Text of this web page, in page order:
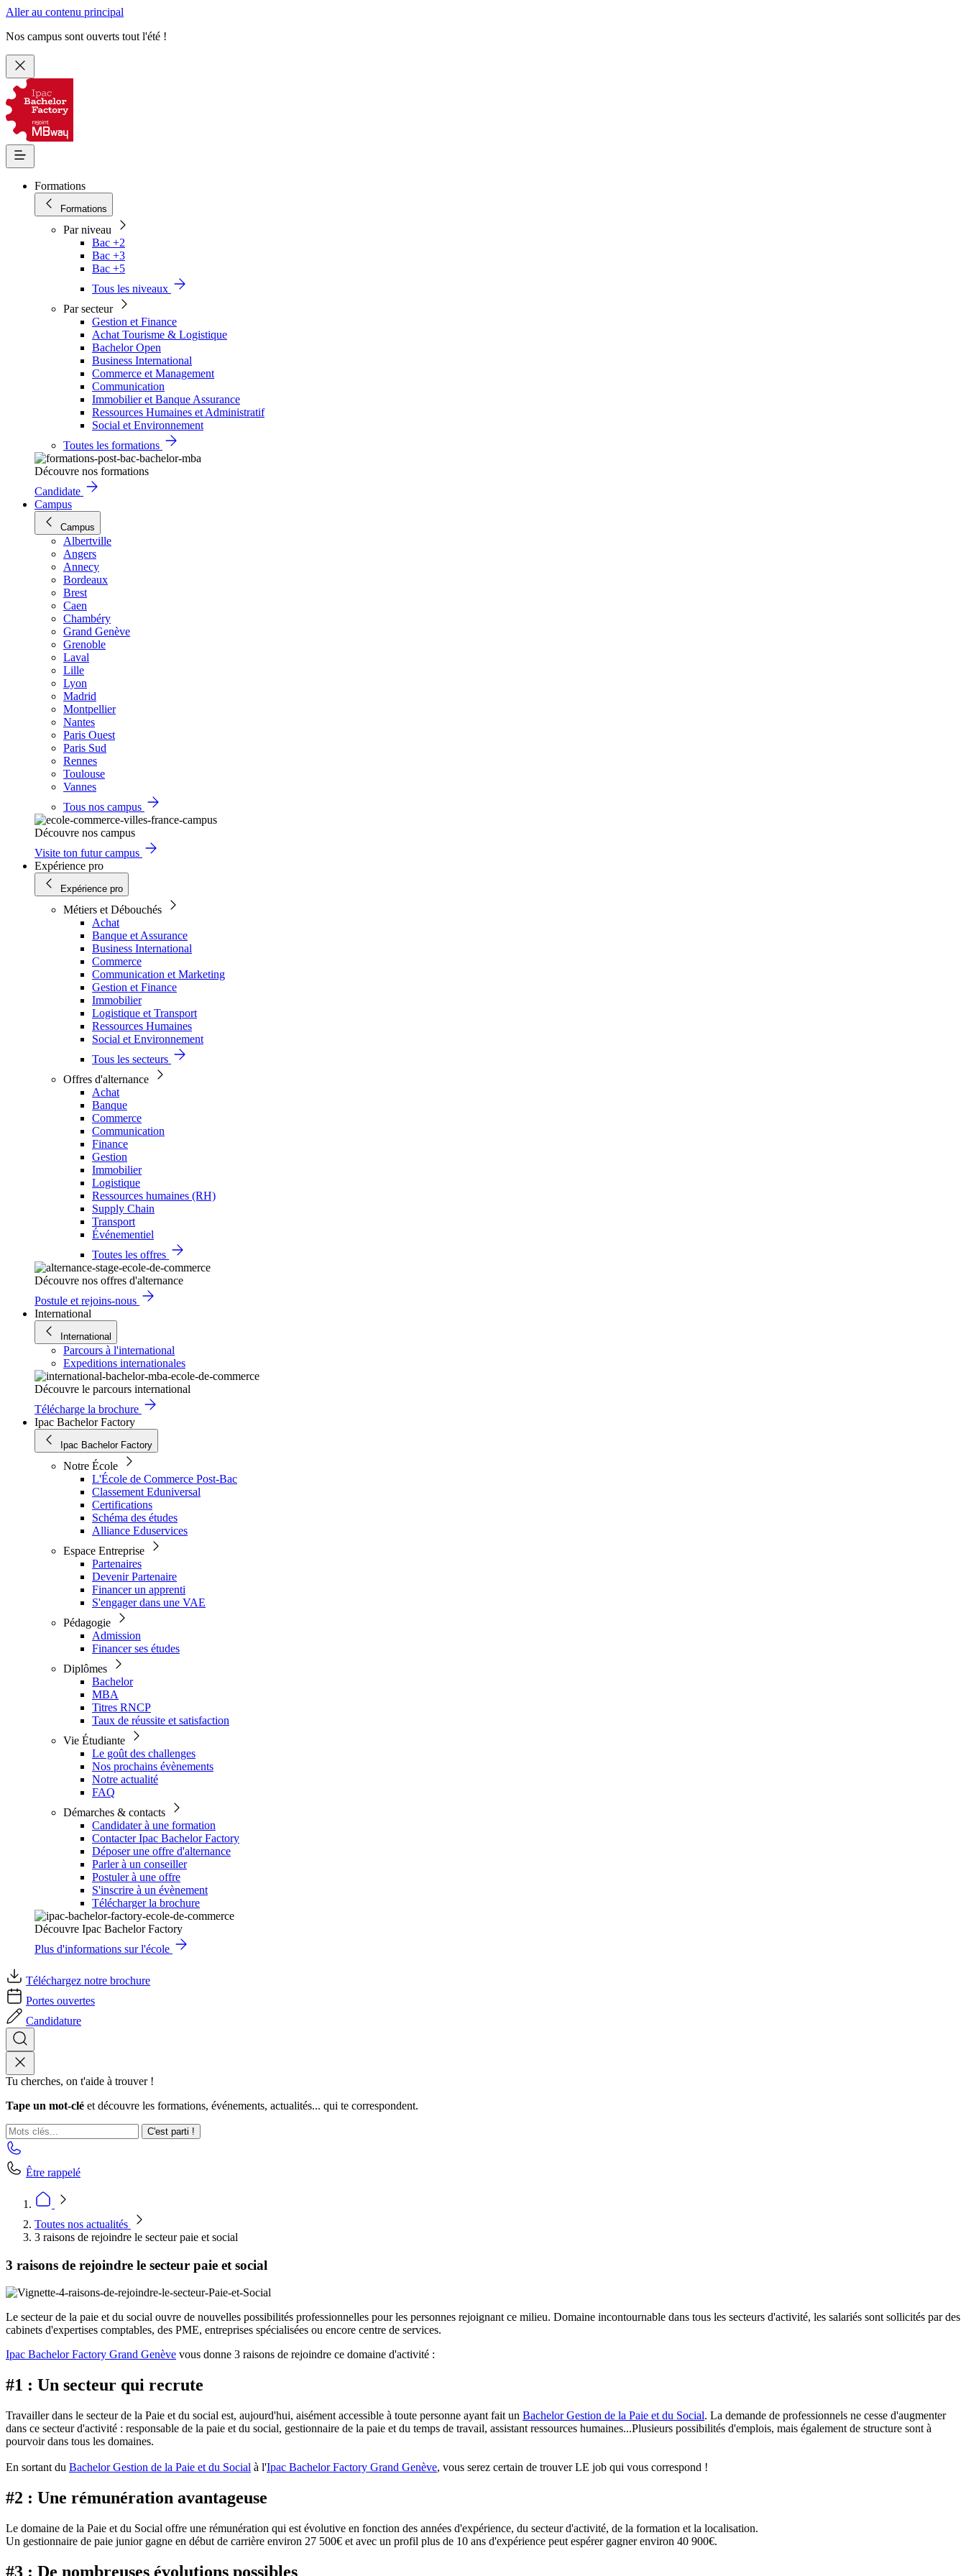
Aller au contenu principal
Nos campus sont ouverts tout l'été !
Formations
Formations
Par niveau
Bac +2
Bac +3
Bac +5
Tous les niveaux
Par secteur
Gestion et Finance
Achat Tourisme & Logistique
Bachelor Open
Business International
Commerce et Management
Communication
Immobilier et Banque Assurance
Ressources Humaines et Administratif
Social et Environnement
Toutes les formations
Découvre nos formations
Candidate
Campus
Campus
Albertville
Angers
Annecy
Bordeaux
Brest
Caen
Chambéry
Grand Genève
Grenoble
Laval
Lille
Lyon
Madrid
Montpellier
Nantes
Paris Ouest
Paris Sud
Rennes
Toulouse
Vannes
Tous nos campus
Découvre nos campus
Visite ton futur campus
Expérience pro
Expérience pro
Métiers et Débouchés
Achat
Banque et Assurance
Business International
Commerce
Communication et Marketing
Gestion et Finance
Immobilier
Logistique et Transport
Ressources Humaines
Social et Environnement
Tous les secteurs
Offres d'alternance
Achat
Banque
Commerce
Communication
Finance
Gestion
Immobilier
Logistique
Ressources humaines (RH)
Supply Chain
Transport
Événementiel
Toutes les offres
Découvre nos offres d'alternance
Postule et rejoins-nous
International
International
Parcours à l'international
Expeditions internationales
Découvre le parcours international
Télécharge la brochure
Ipac Bachelor Factory
Ipac Bachelor Factory
Notre École
L'École de Commerce Post-Bac
Classement Eduniversal
Certifications
Schéma des études
Alliance Eduservices
Espace Entreprise
Partenaires
Devenir Partenaire
Financer un apprenti
S'engager dans une VAE
Pédagogie
Admission
Financer ses études
Diplômes
Bachelor
MBA
Titres RNCP
Taux de réussite et satisfaction
Vie Étudiante
Le goût des challenges
Nos prochains évènements
Notre actualité
FAQ
Démarches & contacts
Candidater à une formation
Contacter Ipac Bachelor Factory
Déposer une offre d'alternance
Parler à un conseiller
Postuler à une offre
S'inscrire à un évènement
Télécharger la brochure
Découvre Ipac Bachelor Factory
Plus d'informations sur l'école
Téléchargez notre brochure
Portes ouvertes
Candidature
Tu cherches, on t'aide à trouver !
Tape un mot-clé et découvre les formations, événements, actualités... qui te correspondent.
C'est parti !
Être rappelé
Toutes nos actualités
3 raisons de rejoindre le secteur paie et social
3 raisons de rejoindre le secteur paie et social
Le secteur de la paie et du social ouvre de nouvelles possibilités professionnelles pour les personnes rejoignant ce milieu. Domaine incontournable dans tous les secteurs d'activité, les salariés sont sollicités par des
cabinets d'expertises comptables, des PME, entreprises spécialisées ou encore centre de services.
Ipac Bachelor Factory Grand Genève vous donne 3 raisons de rejoindre ce domaine d'activité :
#1 : Un secteur qui recrute
Travailler dans le secteur de la Paie et du social est, aujourd'hui, aisément accessible à toute personne ayant fait un Bachelor Gestion de la Paie et du Social. La demande de professionnels ne cesse d'augmenter
dans ce secteur d'activité : responsable de la paie et du social, gestionnaire de la paie et du temps de travail, assistant ressources humaines...Plusieurs possibilités d'emplois, mais également de structure sont à
pourvoir dans tous les domaines.
En sortant du Bachelor Gestion de la Paie et du Social à l'Ipac Bachelor Factory Grand Genève, vous serez certain de trouver LE job qui vous correspond !
#2 : Une rémunération avantageuse
Le domaine de la Paie et du Social offre une rémunération qui est évolutive en fonction des années d'expérience, du secteur d'activité, de la formation et la localisation.
Un gestionnaire de paie junior gagne en début de carrière environ 27 500€ et avec un profil plus de 10 ans d'expérience peut espérer gagner environ 40 900€.
#3 : De nombreuses évolutions possibles